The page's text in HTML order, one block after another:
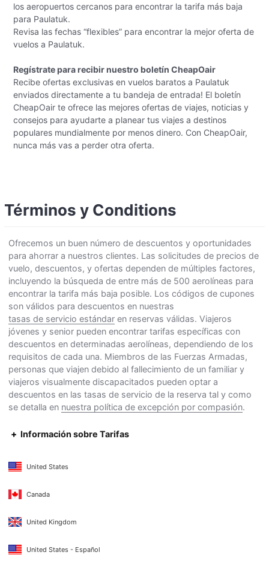
los aeropuertos cercanos para encontrar la tarifa más baja
para Paulatuk.
Revisa las fechas “flexibles” para encontrar la mejor oferta de
vuelos a Paulatuk.
Regístrate para recibir nuestro boletín CheapOair
Recibe ofertas exclusivas en vuelos baratos a Paulatuk
enviados directamente a tu bandeja de entrada! El boletín
CheapOair te ofrece las mejores ofertas de viajes, noticias y
consejos para ayudarte a planear tus viajes a destinos
populares mundialmente por menos dinero. Con CheapOair,
nunca más vas a perder otra oferta.
Términos y Conditions
Ofrecemos un buen número de descuentos y oportunidades
para ahorrar a nuestros clientes. Las solicitudes de precios de
vuelo, descuentos, y ofertas dependen de múltiples factores,
incluyendo la búsqueda de entre más de 500 aerolíneas para
encontrar la tarifa más baja posible. Los códigos de cupones
son válidos para descuentos en nuestras
tasas de servicio estándar en reservas válidas. Viajeros
jóvenes y senior pueden encontrar tarifas específicas con
descuentos en determinadas aerolíneas, dependiendo de los
requisitos de cada una. Miembros de las Fuerzas Armadas,
personas que viajen debido al fallecimiento de un familiar y
viajeros visualmente discapacitados pueden optar a
descuentos en las tasas de servicio de la reserva tal y como
se detalla en nuestra política de excepción por compasión.
Información sobre Tarifas
United States
Canada
United Kingdom
United States - Español